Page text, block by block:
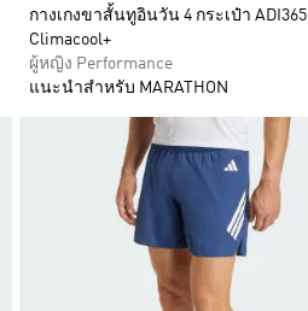
กางเกงขาสั้นทูอินวัน 4 กระเป๋า ADI365
Climacool+
ผู้หญิง Performance
แนะนำสำหรับ MARATHON
เพิ่มไปยังรายการสินค้าโปรด